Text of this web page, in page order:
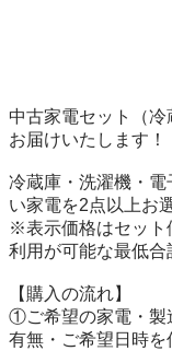
中古家電セット（
お届けいたします！
冷蔵庫・洗濯機・
い家電を2点以上お
※表示価格はセット
利用が可能な最低合
【購入の流れ】
①ご希望の家電・製
有無・ご希望日時を